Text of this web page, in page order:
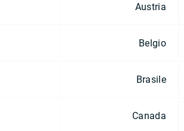
Austria
Belgio
Brasile
Canada